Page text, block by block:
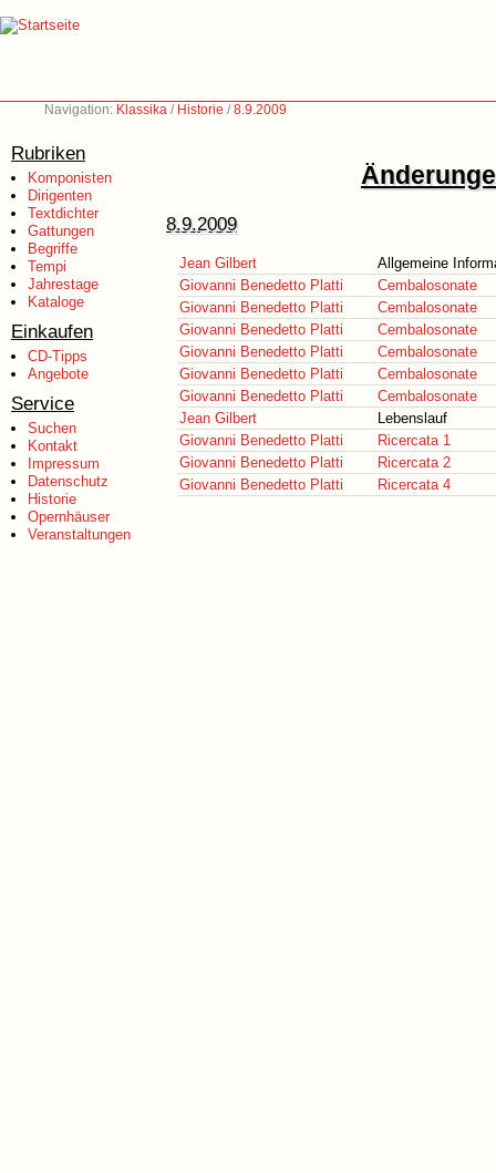
Navigation: Klassika / Historie /8.9.2009
Rubriken
Komponisten
Dirigenten
Textdichter
Gattungen
Begriffe
Tempi
Jahrestage
Kataloge
Einkaufen
CD-Tipps
Angebote
Service
Suchen
Kontakt
Impressum
Datenschutz
Historie
Opernhäuser
Veranstaltungen
8.9.2009
Jean Gilbert
Allgemeine
Giovanni Benedetto Platti
Cembalosonate
Giovanni Benedetto Platti
Cembalosonate
Giovanni Benedetto Platti
Cembalosonate
Giovanni Benedetto Platti
Cembalosonate
Giovanni Benedetto Platti
Cembalosonate
Giovanni Benedetto Platti
Cembalosonate
Jean Gilbert
Lebenslauf
Giovanni Benedetto Platti
Ricercata 1
Giovanni Benedetto Platti
Ricercata 2
Giovanni Benedetto Platti
Ricercata 4